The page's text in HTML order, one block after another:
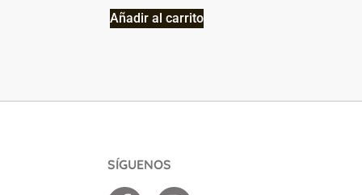
Añadir al carrito
SÍGUENOS